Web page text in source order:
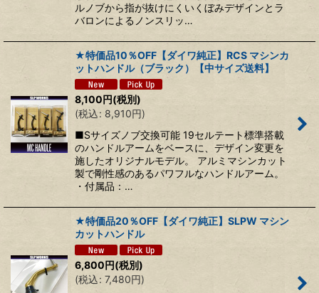
ルノブから指が抜けにくいくぼみデザインとラ
バロンによるノンスリッ…
★特価品10％OFF【ダイワ純正】RCS マシンカ
ットハンドル（ブラック）【中サイズ送料】
8,100円(税別)
(税込: 8,910円)
■Sサイズノブ交換可能 19セルテート標準搭載
のハンドルアームをベースに、デザイン変更を
施したオリジナルモデル。 アルミマシンカット
製で剛性感のあるパワフルなハンドルアーム。
・付属品：…
★特価品20％OFF【ダイワ純正】SLPW マシン
カットハンドル
6,800円(税別)
(税込: 7,480円)